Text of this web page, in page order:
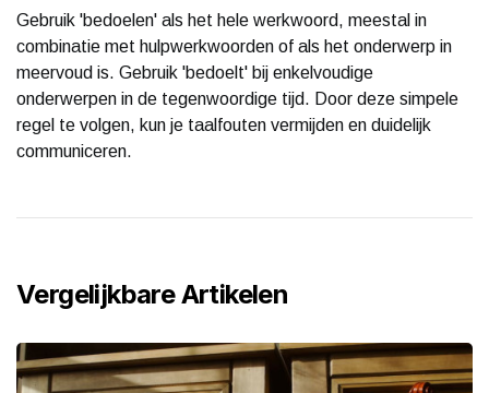
Gebruik 'bedoelen' als het hele werkwoord, meestal in
combinatie met hulpwerkwoorden of als het onderwerp in
meervoud is. Gebruik 'bedoelt' bij enkelvoudige
onderwerpen in de tegenwoordige tijd. Door deze simpele
regel te volgen, kun je taalfouten vermijden en duidelijk
communiceren.
Vergelijkbare Artikelen